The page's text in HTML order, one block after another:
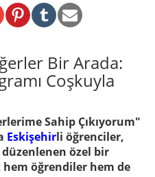
Bir Arada:
Coşkuyla
Sahip Çıkıyorum"
Eskişehirli öğrenciler,
düzenlenen özel bir
öğrendiler hem de